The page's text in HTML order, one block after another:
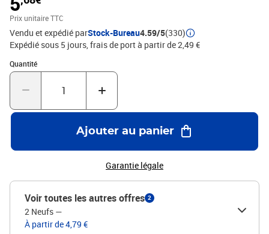
Prix unitaire TTC
Vendu et expédié parStock-Bureau4.59/5(330)
Expédié sous 5 jours, frais de port à partir de 2,49 €
Quantité
Quantité : 1
Ajouter au panier
Garantie légale
Voir toutes les autres offres 2
2 Neufs —
À partir de 4,79 €